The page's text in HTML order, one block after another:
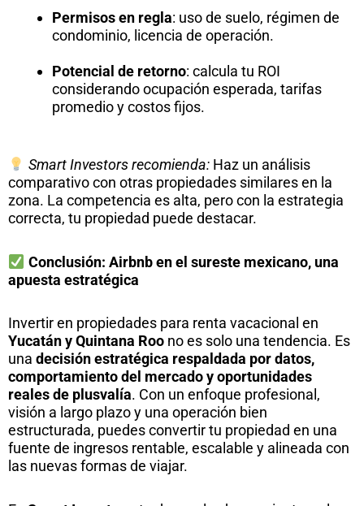
Permisos en regla: uso de suelo, régimen de
condominio, licencia de operación.
Potencial de retorno: calcula tu ROI
considerando ocupación esperada, tarifas
promedio y costos fijos.
Smart Investors recomienda:Haz un análisis
comparativo con otras propiedades similares en la
zona. La competencia es alta, pero con la estrategia
correcta, tu propiedad puede destacar.
Conclusión: Airbnb en el sureste mexicano, una
apuesta estratégica
Invertir en propiedades para renta vacacional en
Yucatán y Quintana Roo no es solo una tendencia. Es
una decisión estratégica respaldada por datos,
comportamiento del mercado y oportunidades
reales de plusvalía. Con un enfoque profesional,
visión a largo plazo y una operación bien
estructurada, puedes convertir tu propiedad en una
fuente de ingresos rentable, escalable y alineada con
las nuevas formas de viajar.